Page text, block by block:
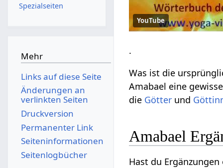
YouTube
.
Was ist die
Amabael eine
die Götter und
Amabael
Hast du
Spezialseiten
Mehr
Links auf diese Seite
Änderungen an
verlinkten Seiten
Druckversion
Permanenter Link
Seiten­­informationen
Seitenlogbücher